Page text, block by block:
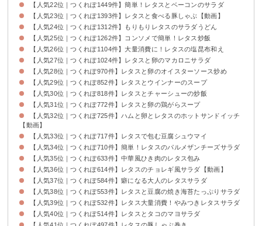
【人気22位｜つくれぽ1449件】簡単！レタスとベーコンのサラダ
【人気23位｜つくれぽ1393件】レタスと食べる豚しゃぶ【動画】
【人気24位｜つくれぽ1312件】もりもりレタスのサラダうどん
【人気25位｜つくれぽ1262件】コンソメで簡単！レタス炒飯
【人気26位｜つくれぽ1104件】大量消費に！レタスの塩昆布和え
【人気27位｜つくれぽ1024件】レタスと卵のマカロニサラダ
【人気28位｜つくれぽ970件】レタスと卵のオイスターソース炒め
【人気29位｜つくれぽ852件】レタスとウインナーのスープ
【人気30位｜つくれぽ818件】レタスとチャーシューの炒飯
【人気31位｜つくれぽ772件】レタスと卵の鶏がらスープ
【人気32位｜つくれぽ725件】ハムと卵とレタスのホットサンドイッチ
【動画】
【人気33位｜つくれぽ717件】レタスで包む豆腐シュウマイ
【人気34位｜つくれぽ710件】簡単！レタスのパルメザンチーズサラダ
【人気35位｜つくれぽ633件】中華風ひき肉のレタス包み
【人気36位｜つくれぽ614件】レタスのチョレギ風サラダ【動画】
【人気37位｜つくれぽ584件】癖になる大人のレタスサラダ
【人気38位｜つくれぽ553件】レタスと豆腐の焼き海苔たっぷりサラダ
【人気39位｜つくれぽ532件】レタス大量消費！やみつきレタスサラダ
【人気40位｜つくれぽ514件】レタスとタコのマヨサラダ